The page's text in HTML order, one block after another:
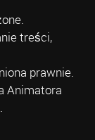
treści,
prawnie.
Animatora